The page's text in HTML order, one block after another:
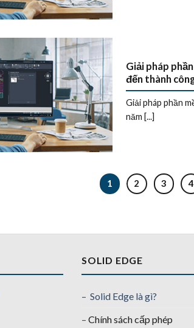
Giải pháp
đến thành
Giải pháp phần
năm [...]
1 2 3 4
SOLID EDGE
– Solid Edge là gì?
– Chính sách cấp phép